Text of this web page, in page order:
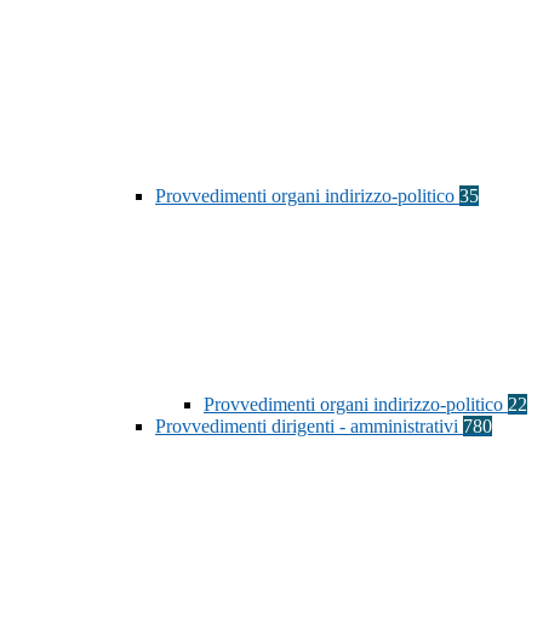
Provvedimenti organi indirizzo-politico 35
Provvedimenti organi indirizzo-politico 22
Provvedimenti dirigenti - amministrativi 780